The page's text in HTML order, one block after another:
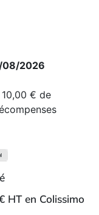
08/2026
€ de
HT en Colissimo